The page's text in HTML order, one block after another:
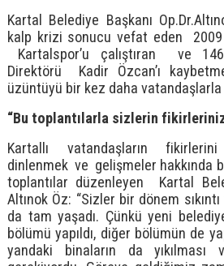
Kartal Belediye Başkanı
kalp krizi sonucu vefat eden 2009
Kartalspor’u çalıştıran ve
Direktörü Kadir Özcan’ı
üzüntüyü bir kez daha vatandaşlarla
“Bu toplantılarla sizlerin
Kartallı vatandaşların
dinlenmek ve gelişmeler hakkında
toplantılar düzenleyen Kartal
Altınok Öz: “Sizler bir dönem sıkıntı
da tam yaşadı. Çünkü yeni
bölümü yapıldı, diğer bölümün de
yandaki binaların da yıkılması